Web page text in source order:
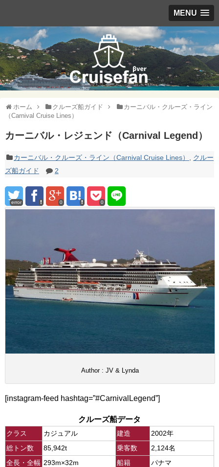
MENU
ホーム クルーズ船ガイド
カーニバル・クルーズ・ライン
（Carnival Cruise Lines）
カーニバル・レジェンド（Carnival Legend）
カーニバル・クルーズ・ライン（Carnival Cruise Lines）
クルー
ズ船ガイド
2
error 0 0
Author : JV & Lynda
[instagram-feed hashtag=”#CarnivalLegend”]
クルーズ船データ
クラス カジュアル 建造
2002年
総トン数
85,942t 乗客数
2,124名
全長・全幅 293m×32m 船籍 パナマ